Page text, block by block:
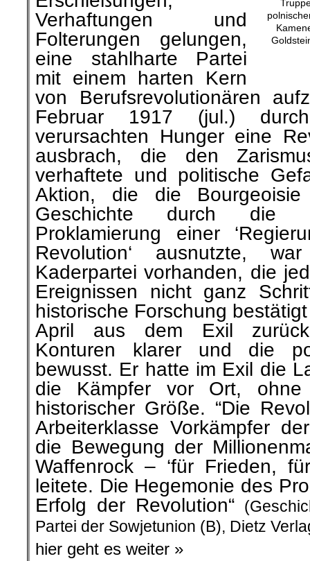
Verhaftungen und
Folterungen gelungen,
eine stahlharte Partei
mit einem harten Kern
von Berufsrevolutionären
Februar 1917 (jul.)
verursachten Hunger eine
ausbrach, die den
verhaftete und politische
Aktion, die die
Geschichte durch die
Proklamierung einer
Revolution‘ ausnutzte,
Kaderpartei vorhanden, die
Ereignissen nicht ganz
historische Forschung
April aus dem Exil
Konturen klarer und die
bewusst. Er hatte im Exil die
die Kämpfer vor Ort, ohne
historischer Größe. “Die
Arbeiterklasse Vorkämpfer
die Bewegung der
Waffenrock – ‘für Frieden,
leitete. Die Hegemonie des
Erfolg der Revolution“
Partei der Sowjetunion (B), Dietz
hier geht es weiter »